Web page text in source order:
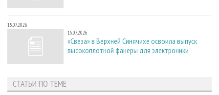
15.07.2026
15.07.2026
«Свеза» в Верхней Синячихе освоила выпуск
высокоплотной фанеры для электроники
СТАТЬИ ПО ТЕМЕ